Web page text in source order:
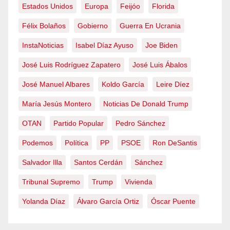
Estados Unidos Europa Feijóo Florida
Félix Bolaños Gobierno Guerra En Ucrania
InstaNoticias Isabel Díaz Ayuso Joe Biden
José Luis Rodríguez Zapatero José Luis Ábalos
José Manuel Albares Koldo García Leire Díez
María Jesús Montero Noticias De Donald Trump
OTAN Partido Popular Pedro Sánchez
Podemos Política PP PSOE Ron DeSantis
Salvador Illa Santos Cerdán Sánchez
Tribunal Supremo Trump Vivienda
Yolanda Díaz Álvaro García Ortiz Óscar Puente